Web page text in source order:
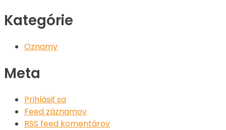
Kategórie
Oznamy
Meta
Prihlásiť sa
Feed záznamov
RSS feed komentárov